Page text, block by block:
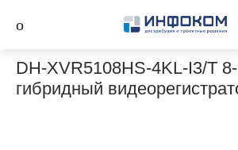
DH-XVR5108HS-4KL-I3/T
гибридный